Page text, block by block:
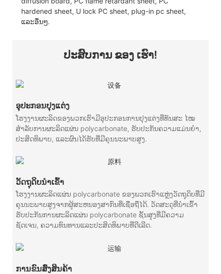
hardened sheet, U lock PC sheet, plug-in pc sheet,
ແລະອື່ນໆ.
ປະສົບການ ຂອງ ເຮົາ!
ອຸປະກອນປຸງແຕ່ງ
ໂຮງງານຜະລິດຂອງພວກເຮົາມີອຸປະກອນການປຸງແຕ່ງທີ່ທັນສະ ໄໝ
ສໍາລັບການຜະລິດແຜ່ນ polycarbonate, ຮັບປະກັນຄວາມແມ່ນຍໍາ,
ປະສິດທິພາບ, ແລະຜົນໄດ້ຮັບທີ່ມີຄຸນນະພາບສູງ.
ວັດຖຸດິບນໍາເຂົ້າ
ໂຮງງານຜະລິດແຜ່ນ polycarbonate ຂອງພວກເຮົາແຫຼ່ງວັດຖຸດິບທີ່ມີ
ຄຸນນະພາບສູງຈາກຜູ້ສະຫນອງສາກົນທີ່ເຊື່ອຖືໄດ້. ວັດສະດຸທີ່ນໍາເຂົ້າ
ຮັບປະກັນການຜະລິດແຜ່ນ polycarbonate ຊັ້ນສູງທີ່ມີຄວາມ
ຊັດເຈນ, ຄວາມທົນທານແລະປະສິດທິພາບທີ່ດີເລີດ.
ການຂົນສົ່ງສິນຄ້າ